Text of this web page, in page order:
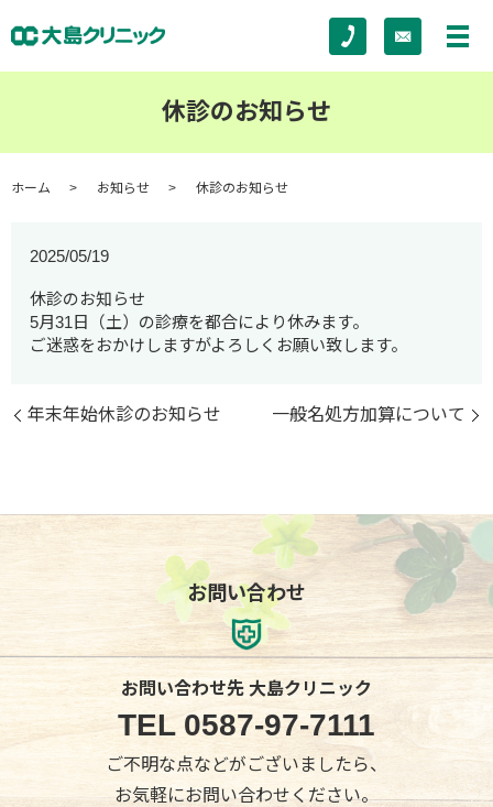
休診のお知らせ
ホーム お知らせ 休診のお知らせ
2025/05/19
休診のお知らせ
5月31日（土）の診療を都合により休みます。
ご迷惑をおかけしますがよろしくお願い致します。
年末年始休診のお知らせ 一般名処方加算について
お問い合わせ
お問い合わせ先 大島クリニック
TEL0587-97-7111
ご不明な点などがございましたら、
お気軽にお問い合わせください。